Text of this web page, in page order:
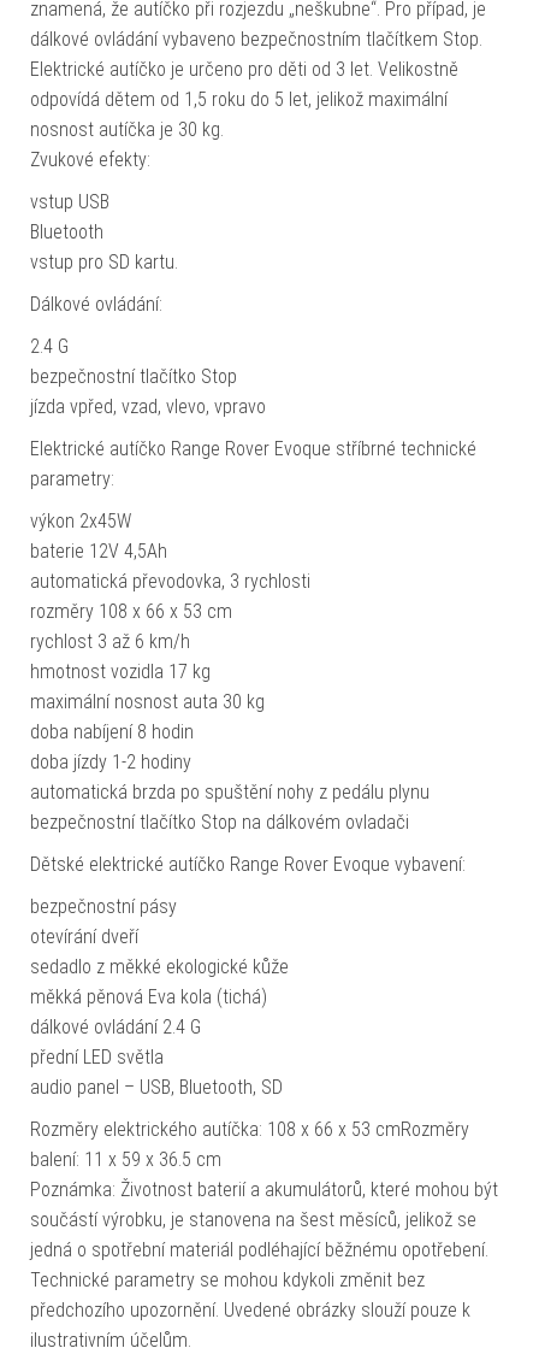
znamená, že autíčko při rozjezdu „neškubne“. Pro případ, je
dálkové ovládání vybaveno bezpečnostním tlačítkem Stop.
Elektrické autíčko je určeno pro děti od 3 let. Velikostně
odpovídá dětem od 1,5 roku do 5 let, jelikož maximální
nosnost autíčka je 30 kg.
Zvukové efekty:
vstup USB
Bluetooth
vstup pro SD kartu.
Dálkové ovládání:
2.4 G
bezpečnostní tlačítko Stop
jízda vpřed, vzad, vlevo, vpravo
Elektrické autíčko Range Rover Evoque stříbrné technické
parametry:
výkon 2x45W
baterie 12V 4,5Ah
automatická převodovka, 3 rychlosti
rozměry 108 x 66 x 53 cm
rychlost 3 až 6 km/h
hmotnost vozidla 17 kg
maximální nosnost auta 30 kg
doba nabíjení 8 hodin
doba jízdy 1-2 hodiny
automatická brzda po spuštění nohy z pedálu plynu
bezpečnostní tlačítko Stop na dálkovém ovladači
Dětské elektrické autíčko Range Rover Evoque vybavení:
bezpečnostní pásy
otevírání dveří
sedadlo z měkké ekologické kůže
měkká pěnová Eva kola (tichá)
dálkové ovládání 2.4 G
přední LED světla
audio panel – USB, Bluetooth, SD
Rozměry elektrického autíčka: 108 x 66 x 53 cmRozměry
balení: 11 x 59 x 36.5 cm
Poznámka: Životnost baterií a akumulátorů, které mohou být
součástí výrobku, je stanovena na šest měsíců, jelikož se
jedná o spotřební materiál podléhající běžnému opotřebení.
Technické parametry se mohou kdykoli změnit bez
předchozího upozornění. Uvedené obrázky slouží pouze k
ilustrativním účelům.